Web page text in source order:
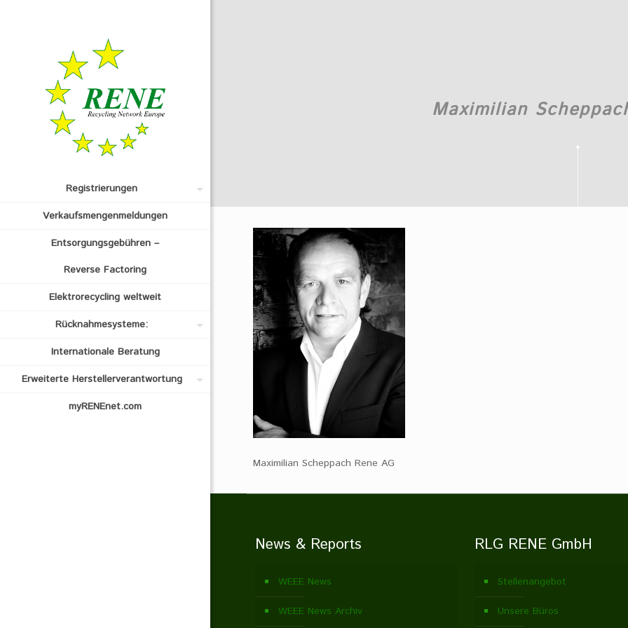
Registrierungen
Verkaufsmengenmeldungen
Entsorgungsgebühren –
Reverse Factoring
Elektrorecycling weltweit
Rücknahmesysteme:
Internationale Beratung
Erweiterte Herstellerverantwortung
myRENEnet.com
Maximilian
Maximilian Scheppach Rene AG
News & Reports
WEEE News
WEEE News Archiv
RLG RENE GmbH
Stellenangebot
Unsere Büros